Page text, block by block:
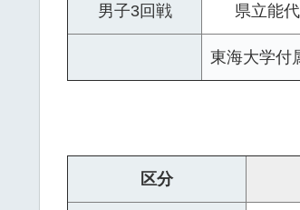
男子3回戦 県立能
東海大学付
区分